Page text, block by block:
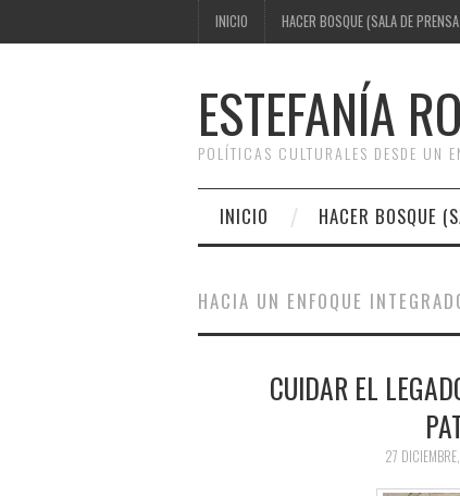
INICIO HACER BOSQUE (SALA DE
ESTEFANÍA
POLÍTICAS CULTURALES DESDE UN
INICIO HACER BOSQUE
HACIA UN ENFOQUE
CUIDAR EL
27